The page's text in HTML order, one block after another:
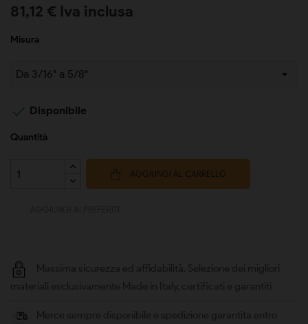
81,12 € Iva inclusa
Misura
 Disponibile
Quantità
AGGIUNGI AL CARRELLO